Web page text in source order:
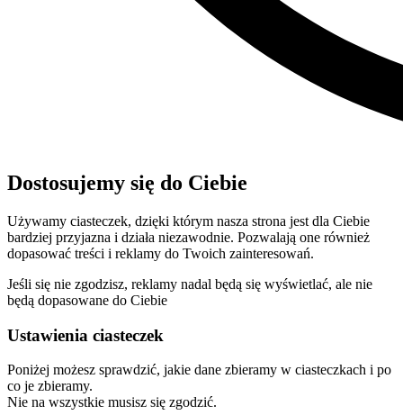
Dostosujemy się do Ciebie
Używamy ciasteczek, dzięki którym nasza strona jest dla Ciebie
bardziej przyjazna i działa niezawodnie. Pozwalają one również
dopasować treści i reklamy do Twoich zainteresowań.
Jeśli się nie zgodzisz, reklamy nadal będą się wyświetlać, ale nie
będą dopasowane do Ciebie
Ustawienia ciasteczek
Poniżej możesz sprawdzić, jakie dane zbieramy w ciasteczkach i po
co je zbieramy.
Nie na wszystkie musisz się zgodzić.